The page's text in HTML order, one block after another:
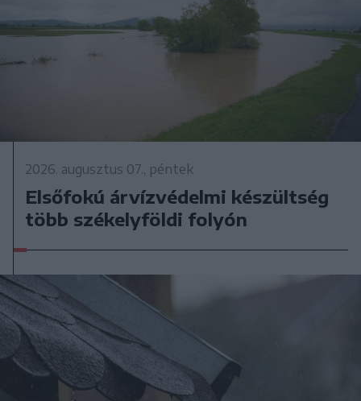
2026. augusztus 07., péntek
Elsőfokú árvízvédelmi készültség
több székelyföldi folyón